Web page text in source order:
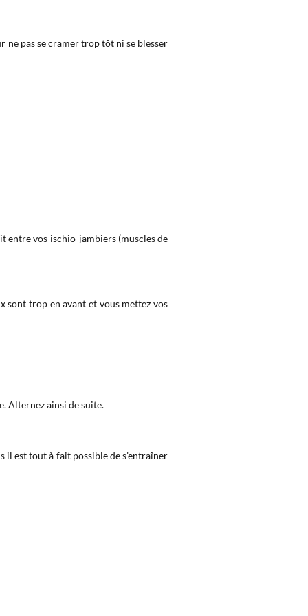
ne pas se cramer trop tôt ni se blesser
entre vos ischio-jambiers (muscles de
sont trop en avant et vous mettez vos
Alternez ainsi de suite.
il est tout à fait possible de s’entraîner